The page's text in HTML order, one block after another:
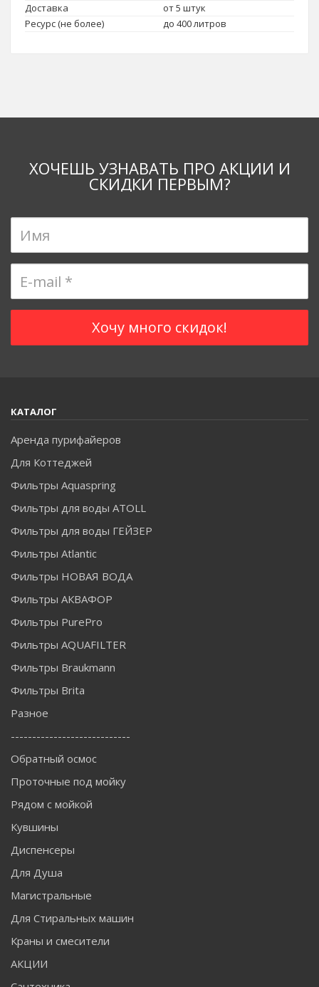
Доставка
от 5 штук
Ресурс (не более)
до 400 литров
ХОЧЕШЬ УЗНАВАТЬ ПРО АКЦИИ И
СКИДКИ ПЕРВЫМ?
КАТАЛОГ
Аренда пурифайеров
Для Коттеджей
Фильтры Aquaspring
Фильтры для воды ATOLL
Фильтры для воды ГЕЙЗЕР
Фильтры Atlantic
Фильтры НОВАЯ ВОДА
Фильтры АКВАФОР
Фильтры PurePro
Фильтры AQUAFILTER
Фильтры Braukmann
Фильтры Brita
Разное
----------------------------
Обратный осмос
Проточные под мойку
Рядом с мойкой
Кувшины
Диспенсеры
Для Душа
Магистральные
Для Стиральных машин
Краны и смесители
АКЦИИ